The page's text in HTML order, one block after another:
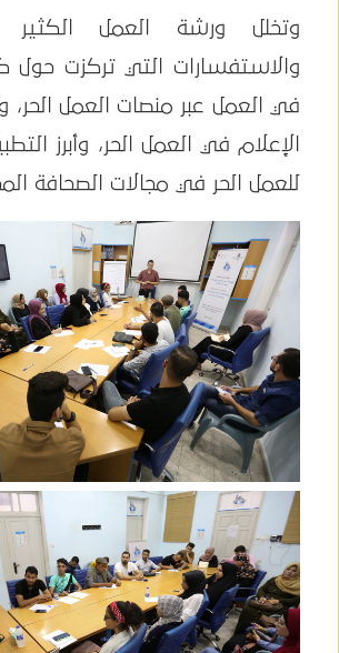
وتخلل ورشة العمل الكثير
والاستفسارات التي تركزت حول
في العمل عبر منصات العمل الحر،
الإعلام في العمل الحر، وأبرز
للعمل الحر في مجالات الصحافة